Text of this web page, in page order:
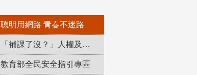
聰明用網路 青春不迷路
「補課了沒？」人權及轉型正義教育專區
教育部全民安全指引專區